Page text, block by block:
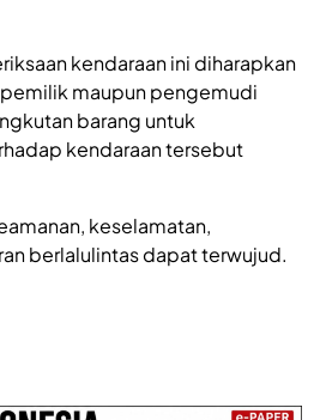
kendaraan ini diharapkan
maupun pengemudi
barang untuk
kendaraan tersebut
keselamatan,
berlalulintas dapat terwujud.